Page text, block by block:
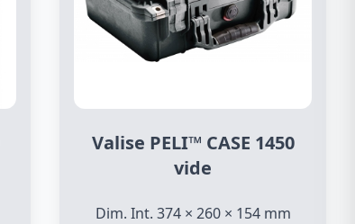
Valise PELI™ CASE 1450
vide
Dim. Int. 374 × 260 × 154 mm